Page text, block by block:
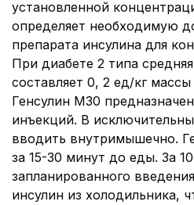
установленной
определяет необходимую
препарата инсулина для
При диабете 2 типа
составляет 0, 2 ед/кг массы
Генсулин М30
инъекций. В
вводить внутримышечно.
за 15-30 минут до еды. За
запланированного
инсулин из холодильника,